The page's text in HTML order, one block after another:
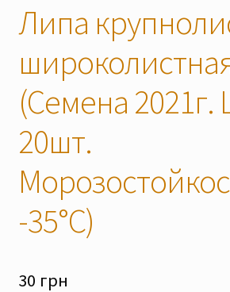
Липа
(Семена 2021г.
20шт.
-35°C)
30 грн